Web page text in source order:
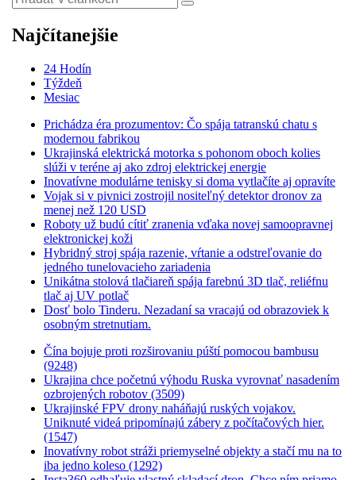
Najčítanejšie
24 Hodín
Týždeň
Mesiac
Prichádza éra prozumentov: Čo spája tatranskú chatu s
modernou fabrikou
Ukrajinská elektrická motorka s pohonom oboch kolies
slúži v teréne aj ako zdroj elektrickej energie
Inovatívne modulárne tenisky si doma vytlačíte aj opravíte
Vojak si v pivnici zostrojil nositeľný detektor dronov za
menej než 120 USD
Roboty už budú cítiť zranenia vďaka novej samoopravnej
elektronickej koži
Hybridný stroj spája razenie, vŕtanie a odstreľovanie do
jedného tunelovacieho zariadenia
Unikátna stolová tlačiareň spája farebnú 3D tlač, reliéfnu
tlač aj UV potlač
Dosť bolo Tinderu. Nezadaní sa vracajú od obrazoviek k
osobným stretnutiam.
Čína bojuje proti rozširovaniu púští pomocou bambusu
(9248)
Ukrajina chce početnú výhodu Ruska vyrovnať nasadením
ozbrojených robotov (3509)
Ukrajinské FPV drony naháňajú ruských vojakov.
Uniknuté videá pripomínajú zábery z počítačových hier.
(1547)
Inovatívny robot stráži priemyselné objekty a stačí mu na to
iba jedno koleso (1292)